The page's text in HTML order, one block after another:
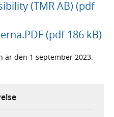
(TMR AB) (pdf
(pdf 186 kB)
är den 1 september 2023.